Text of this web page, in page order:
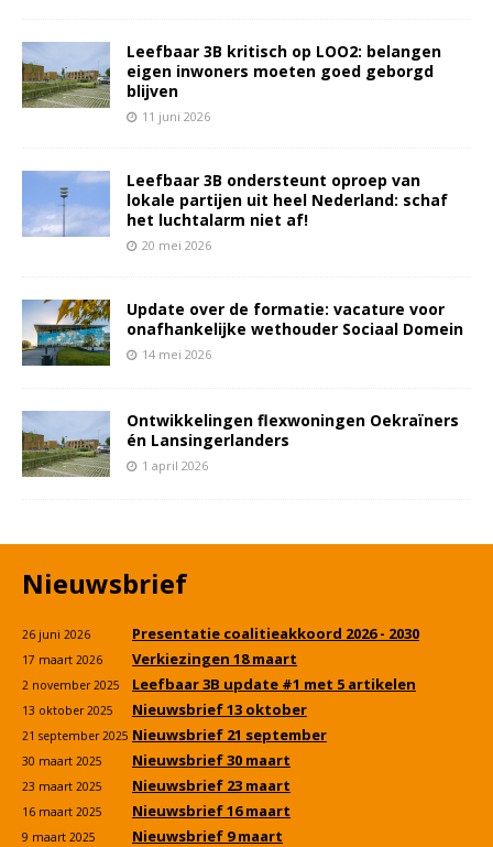
Leefbaar 3B kritisch op LOO2: belangen
eigen inwoners moeten goed geborgd
blijven
11 juni 2026
Leefbaar 3B ondersteunt oproep van
lokale partijen uit heel Nederland: schaf
het luchtalarm niet af!
20 mei 2026
Update over de formatie: vacature voor
onafhankelijke wethouder Sociaal Domein
14 mei 2026
Ontwikkelingen flexwoningen Oekraïners
én Lansingerlanders
1 april 2026
Nieuwsbrief
26 juni 2026 Presentatie coalitieakkoord 2026 - 2030
17 maart 2026 Verkiezingen 18 maart
2 november 2025 Leefbaar 3B update #1 met 5 artikelen
13 oktober 2025 Nieuwsbrief 13 oktober
21 september 2025 Nieuwsbrief 21 september
30 maart 2025 Nieuwsbrief 30 maart
23 maart 2025 Nieuwsbrief 23 maart
16 maart 2025 Nieuwsbrief 16 maart
9 maart 2025 Nieuwsbrief 9 maart